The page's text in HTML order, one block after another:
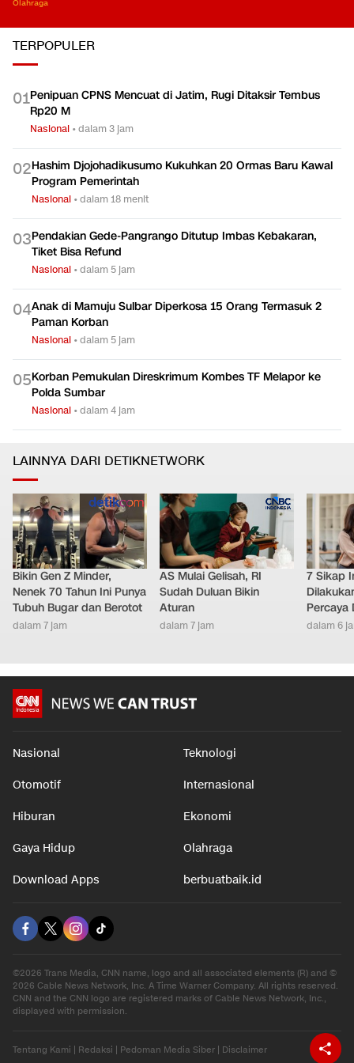
Olahraga
TERPOPULER
01Penipuan CPNS Mencuat di Jatim, Rugi Ditaksir Tembus
Rp20 M
Nasional •dalam 3 jam
02Hashim Djojohadikusumo Kukuhkan 20 Ormas Baru Kawal
Program Pemerintah
Nasional •dalam 18 menit
03Pendakian Gede-Pangrango Ditutup Imbas Kebakaran,
Tiket Bisa Refund
Nasional •dalam 5 jam
04Anak di Mamuju Sulbar Diperkosa 15 Orang Termasuk 2
Paman Korban
Nasional •dalam 5 jam
05Korban Pemukulan Direskrimum Kombes TF Melapor ke
Polda Sumbar
Nasional •dalam 4 jam
LAINNYA DARI DETIKNETWORK
Bikin Gen Z Minder,
Nenek 70 Tahun Ini Punya
Tubuh Bugar dan Berotot
dalam 7 jam
AS Mulai Gelisah, RI
Sudah Duluan Bikin
Aturan
dalam 7 jam
7 Sikap
Percaya
dalam 6
Nasional Teknologi
Otomotif Internasional
Hiburan Ekonomi
Gaya Hidup Olahraga
Download Apps berbuatbaik.id
©2026 Trans Media, CNN name, logo and all associated elements (R) and ©
2026 Cable News Network, Inc. A Time Warner Company. All rights reserved.
CNN and the CNN logo are registered marks of Cable News Network, Inc.,
displayed with permission.
Tentang Kami Redaksi Pedoman Media Siber Disclaimer